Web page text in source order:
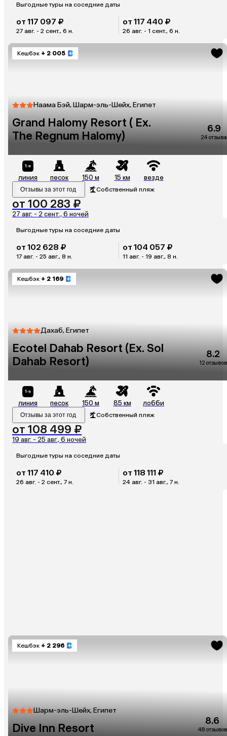
Выгодные туры на соседние даты
от 117 097 ₽
27 авг. - 2 сент., 6 н.
от 117 440 ₽
26 авг. - 1 сент., 6 н.
Кешбэк + 2 005
Наама Бэй, Шарм-эль-Шейх, Египет
Grand Halomy Resort ( Ex.
The Regnum Halomy)
6.9
24 отзыва
линия песок 150 м 15 км везде
Отзывы за этот год Собственный пляж
от 100 283 ₽
27 авг. - 2 сент., 6 ночей
Выгодные туры на соседние даты
от 102 628 ₽
17 авг. - 25 авг., 8 н.
от 104 057 ₽
11 авг. - 19 авг., 8 н.
Кешбэк + 2 169
Дахаб, Египет
Ecotel Dahab Resort (Ex. Sol
Dahab Resort)
8.2
12 отзывов
линия песок 150 м 85 км лобби
Отзывы за этот год Собственный пляж
от 108 499 ₽
19 авг. - 25 авг., 6 ночей
Выгодные туры на соседние даты
от 117 410 ₽
26 авг. - 2 сент., 7 н.
от 118 111 ₽
24 авг. - 31 авг., 7 н.
Кешбэк + 2 296
Шарм-эль-Шейх, Египет
Dive Inn Resort
8.6
48 отзывов